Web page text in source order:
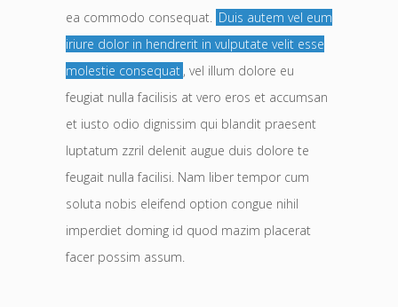
ea commodo consequat. Duis autem vel eum
iriure dolor in hendrerit in vulputate velit esse
molestie consequat , vel illum dolore eu
feugiat nulla facilisis at vero eros et accumsan
et iusto odio dignissim qui blandit praesent
luptatum zzril delenit augue duis dolore te
feugait nulla facilisi. Nam liber tempor cum
soluta nobis eleifend option congue nihil
imperdiet doming id quod mazim placerat
facer possim assum.